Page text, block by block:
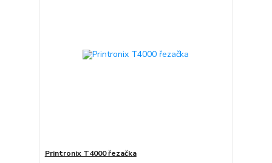
Printronix T4000 řezačka